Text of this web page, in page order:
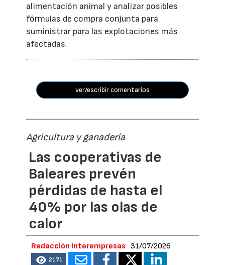
alimentación animal y analizar posibles
fórmulas de compra conjunta para
suministrar para las explotaciones más
afectadas.
ver/escribir comentarios
Agricultura y ganadería
Las cooperativas de
Baleares prevén
pérdidas de hasta el
40% por las olas de
calor
Redacción Interempresas 31/07/2026
2171